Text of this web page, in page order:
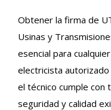
Obtener la firma de
Usinas y
esencial para
electricista
el técnico cumple
seguridad y calidad